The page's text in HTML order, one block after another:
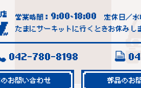
営業時間： 9:00~18:00
定休日／水
たまにサーキットに行くときお休みし
042-780-8198
お問い合わせ 部品のお